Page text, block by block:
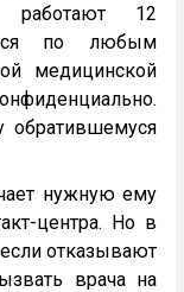
работают 12
по любым
медицинской
обратившемуся
нужную ему
центра. Но в
отказывают
врача на